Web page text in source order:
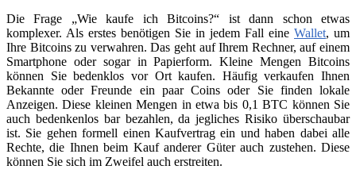
Die Frage „Wie kaufe ich Bitcoins?“ ist dann schon etwas
komplexer. Als erstes benötigen Sie in jedem Fall eine Wallet, um
Ihre Bitcoins zu verwahren. Das geht auf Ihrem Rechner, auf einem
Smartphone oder sogar in Papierform. Kleine Mengen Bitcoins
können Sie bedenklos vor Ort kaufen. Häufig verkaufen Ihnen
Bekannte oder Freunde ein paar Coins oder Sie finden lokale
Anzeigen. Diese kleinen Mengen in etwa bis 0,1 BTC können Sie
auch bedenkenlos bar bezahlen, da jegliches Risiko überschaubar
ist. Sie gehen formell einen Kaufvertrag ein und haben dabei alle
Rechte, die Ihnen beim Kauf anderer Güter auch zustehen. Diese
können Sie sich im Zweifel auch erstreiten.